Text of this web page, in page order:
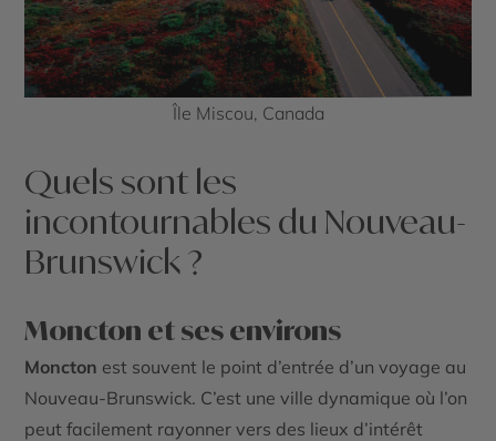
Île Miscou, Canada
Quels sont les
incontournables du Nouveau-
Brunswick ?
Moncton et ses environs
Moncton est souvent le point d’entrée d’un voyage au
Nouveau-Brunswick. C’est une ville dynamique où l’on
peut facilement rayonner vers des lieux d’intérêt